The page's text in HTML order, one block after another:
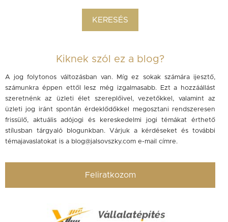
Kiknek szól ez a blog?
A jog folytonos változásban van. Míg ez sokak számára ijesztő,
számunkra éppen ettől lesz még izgalmasabb. Ezt a hozzáállást
szeretnénk az üzleti élet szereplőivel, vezetőkkel, valamint az
üzleti jog iránt spontán érdeklődőkkel megosztani rendszeresen
frissülő, aktuális adójogi és kereskedelmi jogi témákat érthető
stílusban tárgyaló blogunkban. Várjuk a kérdéseket és további
témajavaslatokat is a blog@jalsovszky.com e-mail címre.
Feliratkozom